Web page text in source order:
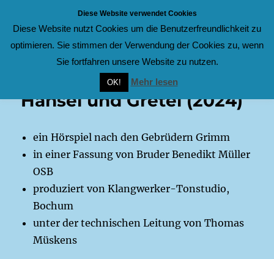
Laienspielschar MENÜ
Hänsel und Gretel (2024)
ein Hörspiel nach den Gebrüdern Grimm
in einer Fassung von Bruder Benedikt Müller
OSB
produziert von Klangwerker-Tonstudio,
Bochum
unter der technischen Leitung von Thomas
Müskens
Diese Website verwendet Cookies
Diese Website nutzt Cookies um die Benutzerfreundlichkeit zu
optimieren. Sie stimmen der Verwendung der Cookies zu, wenn
Sie fortfahren unsere Website zu nutzen.
OK! Mehr lesen